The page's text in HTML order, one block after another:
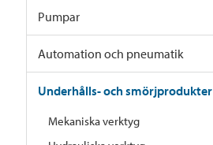
Pumpar
Automation och pneumatik
Underhålls- och smörjprodukter
Mekaniska verktyg